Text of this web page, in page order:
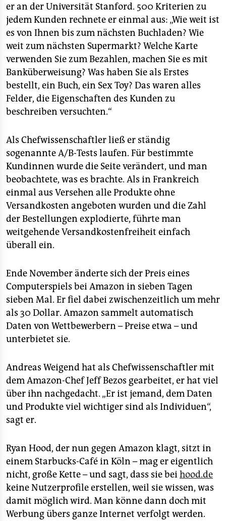
er an der Universität Stanford. 500 Kriterien zu
jedem Kunden rechnete er einmal aus: „Wie weit ist
es von Ihnen bis zum nächsten Buchladen? Wie
weit zum nächsten Supermarkt? Welche Karte
verwenden Sie zum Bezahlen, machen Sie es mit
Banküberweisung? Was haben Sie als Erstes
bestellt, ein Buch, ein Sex Toy? Das waren alles
Felder, die Eigenschaften des Kunden zu
beschreiben versuchten.“
Als Chefwissenschaftler ließ er ständig
sogenannte A/B-Tests laufen. Für bestimmte
Kundinnen wurde die Seite verändert, und man
beobachtete, was es brachte. Als in Frankreich
einmal aus Versehen alle Produkte ohne
Versandkosten angeboten wurden und die Zahl
der Bestellungen explodierte, führte man
weitgehende Versandkostenfreiheit einfach
überall ein.
Ende November änderte sich der Preis eines
Computerspiels bei Amazon in sieben Tagen
sieben Mal. Er fiel dabei zwischenzeitlich um mehr
als 30 Dollar. Amazon sammelt automatisch
Daten von Wettbewerbern – Preise etwa – und
unterbietet sie.
Andreas Weigend hat als Chefwissenschaftler mit
dem Amazon-Chef Jeff Bezos gearbeitet, er hat viel
über ihn nachgedacht. „Er ist jemand, dem Daten
und Produkte viel wichtiger sind als Individuen“,
sagt er.
Ryan Hood, der nun gegen Amazon klagt, sitzt in
einem Starbucks-Café in Köln – mag er eigentlich
nicht, große Kette – und sagt, dass sie beihood.de
keine Nutzerprofile erstellen, weil sie wissen, was
damit möglich wird. Man könne dann doch mit
Werbung übers ganze Internet verfolgt werden.